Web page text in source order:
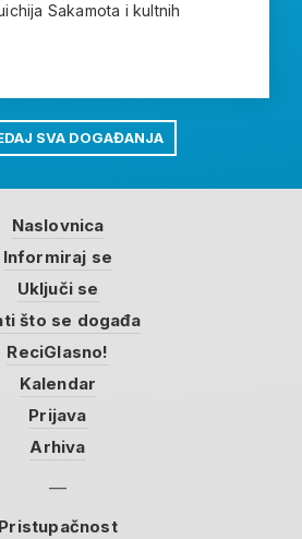
Sakamota i kultnih
SVA DOGAĐANJA
Naslovnica
Informiraj se
Uključi se
što se događa
ReciGlasno!
Kalendar
Prijava
Arhiva
Pristupačnost